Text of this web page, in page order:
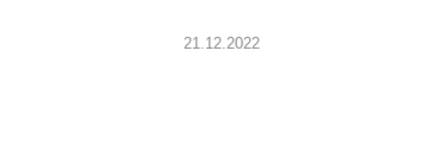
21.12.2022